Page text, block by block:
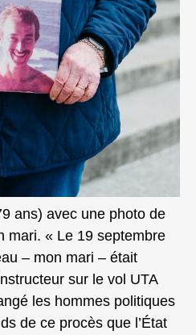
ans) avec une photo de
mari. « Le 19 septembre
– mon mari – était
sur le vol UTA
les hommes politiques
de ce procès que l’État